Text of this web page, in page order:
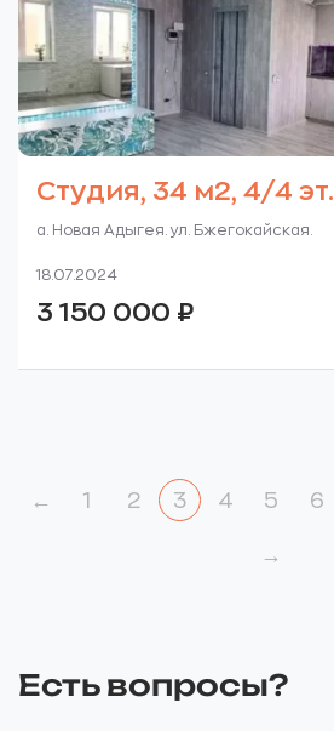
Студия, 34 м2, 4/4 эт.
а. Новая Адыгея. ул. Бжегокайская.
18.07.2024
3 150 000 ₽
← 1 2 3 4 5 6
→
Есть вопросы?